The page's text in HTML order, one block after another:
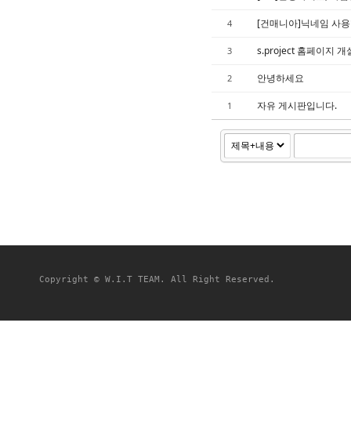
4 [건매니아]닉네임 사
3 s.project 홈페이지 개
2 안녕하세요
1 자유 게시판입니다.
Copyright © W.I.T TEAM. All Right Reserved.